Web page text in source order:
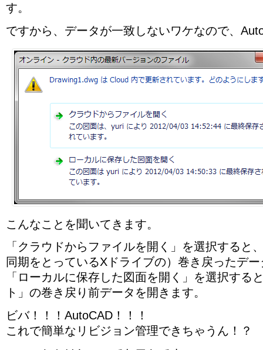
す。
ですから、データが一致しないワケなので、
こんなことを聞いてきます。
「クラウドからファイルを開く」を選択すると
同期をとっているXドライブの）巻き戻ったデ
「ローカルに保存した図面を開く」を選択する
ト」の巻き戻り前データを開きます。
ビバ！！！AutoCAD！！！
これで簡単なリビジョン管理できちゃうん！？